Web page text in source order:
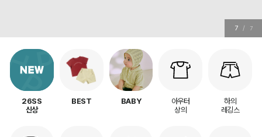
7 / 7
26SS
신상
BEST BABY
아우터
상의
하의
레깅스